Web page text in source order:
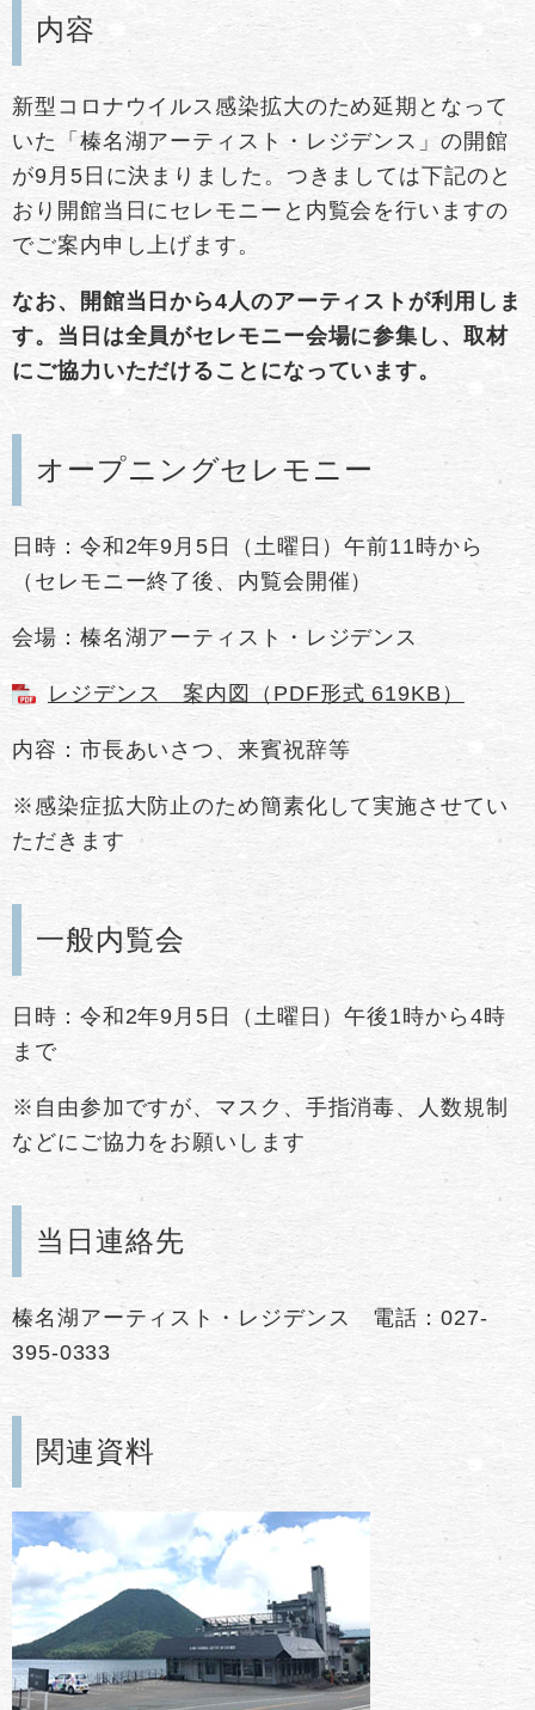
内容
新型コロナウイルス感染拡大のため延期となって
いた「榛名湖アーティスト・レジデンス」の開館
が9月5日に決まりました。つきましては下記のと
おり開館当日にセレモニーと内覧会を行いますの
でご案内申し上げます。
なお、開館当日から4人のアーティストが利用しま
す。当日は全員がセレモニー会場に参集し、取材
にご協力いただけることになっています。
オープニングセレモニー
日時：令和2年9月5日（土曜日）午前11時から
（セレモニー終了後、内覧会開催）
会場：榛名湖アーティスト・レジデンス
レジデンス 案内図（PDF形式 619KB）
内容：市長あいさつ、来賓祝辞等
※感染症拡大防止のため簡素化して実施させてい
ただきます
一般内覧会
日時：令和2年9月5日（土曜日）午後1時から4時
まで
※自由参加ですが、マスク、手指消毒、人数規制
などにご協力をお願いします
当日連絡先
榛名湖アーティスト・レジデンス 電話：027-
395-0333
関連資料